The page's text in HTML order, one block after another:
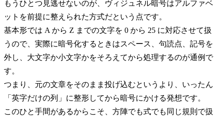
もうひとつ見逃せないのが、ヴィジュネル暗号はアルファベ
ットを前提に整えられた方式だという点です。
基本形では A から Z までの文字を 0 から 25 に対応させて扱
うので、実際に暗号化するときはスペース、句読点、記号を
外し、大文字か小文字かをそろえてから処理するのが通例で
す。
つまり、元の文章をそのまま投げ込むというより、いったん
「英字だけの列」に整形してから暗号にかける発想です。
このひと手間があるからこそ、方陣でも式でも同じ規則で扱